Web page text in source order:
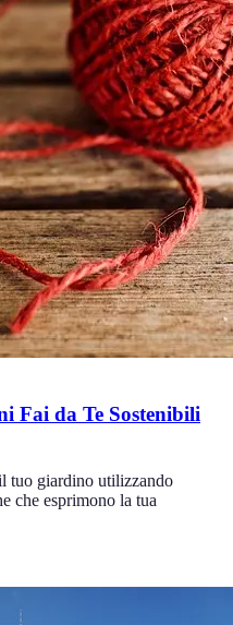
Fai da Te Sostenibili
tuo giardino utilizzando
che esprimono la tua